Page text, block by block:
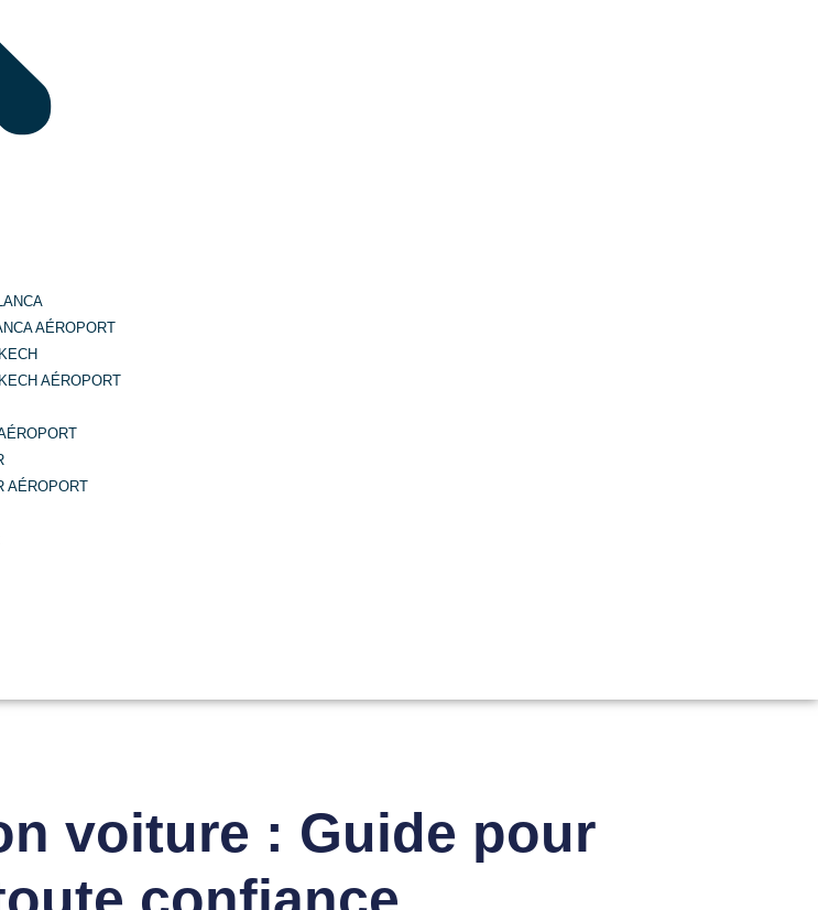
AÉROPORT
AÉROPORT
AÉROPORT
voiture : Guide pour